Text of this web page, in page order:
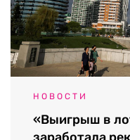
НОВОСТИ
«Выигрыш в